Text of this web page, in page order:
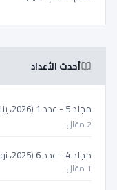
أحدث الأعداد
مجلد 5 - عدد 1 (2026، يناير)
2 مقال
مجلد 4 - عدد 6 (2025، نوفمبر)
1 مقال